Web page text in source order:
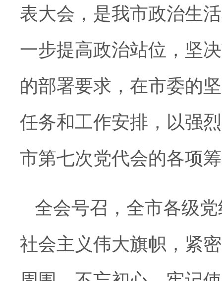
表大会，是我市政治生
一步提高政治站位，坚
的部署要求，在市委的
任务和工作安排，以强
市第七次党代会的各项
全会号召，全市各级
社会主义伟大旗帜，紧